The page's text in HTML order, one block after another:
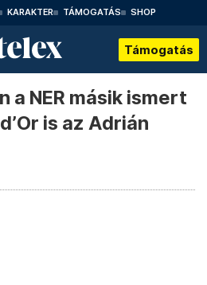
KARAKTER TÁMOGATÁS SHOP
Támogatás
a NER másik ismert
is az Adrián